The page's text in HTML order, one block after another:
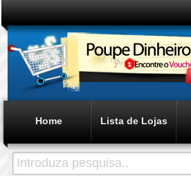
Home Lista de Lojas